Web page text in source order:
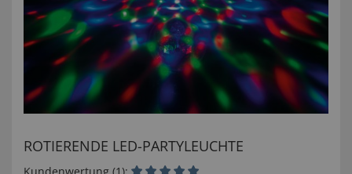
ROTIERENDE LED-PARTYLEUCHTE